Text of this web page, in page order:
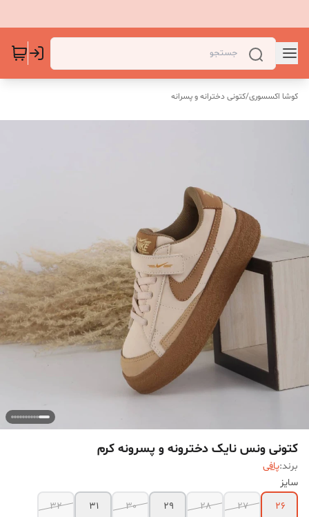
کوشا اکسسوری/کتونی دخترانه و پسرانه
کتونی ونس نایک دخترونه و پسرونه کرم
برند:پافی
سایز
26
27
28
29
30
31
32